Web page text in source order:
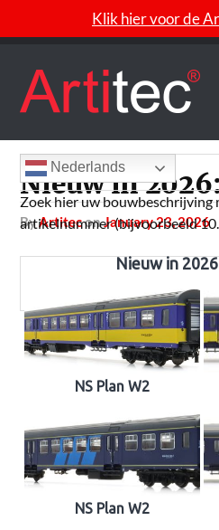
Klik hier voor de
Nieuw in
byArtiteconJanuary 23, 2026
Nieuw in
NS Plan W2
NS Plan W2
Nederlands
Zoek hier uw bouwbeschrijving
artikelnummer (bijvoorbeeld